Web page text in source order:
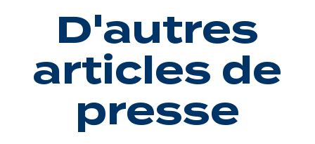
D'autres
articles de
presse